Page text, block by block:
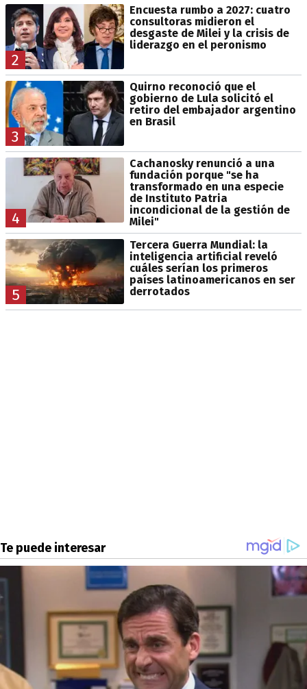
2
Encuesta rumbo a 2027: cuatro
consultoras midieron el
desgaste de Milei y la crisis de
liderazgo en el peronismo
3
Quirno reconoció que el
gobierno de Lula solicitó el
retiro del embajador argentino
en Brasil
4
Cachanosky renunció a una
fundación porque "se ha
transformado en una especie
de Instituto Patria
incondicional de la gestión de
Milei"
5
Tercera Guerra Mundial: la
inteligencia artificial reveló
cuáles serían los primeros
países latinoamericanos en ser
derrotados